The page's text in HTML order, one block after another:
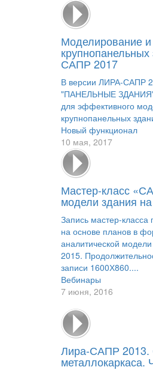
Моделирование и
САПР 2017
В версии ЛИРА-САПР
"ПАНЕЛЬНЫЕ ЗДАНИЯ"
для эффективного
крупнопанельных
Новый функционал
10 мая, 2017
Мастер-класс
модели здания
Запись мастер-
на основе планов в
аналитической
2015.
записи 1600Х860....
Вебинары
7 июня, 2016
Лира-САПР 2013.
металлокаркаса.